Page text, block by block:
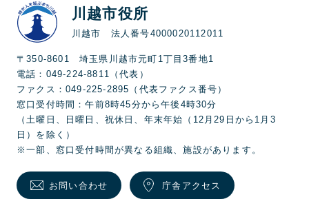
川越市役所
川越市 法人番号4000020112011
〒350-8601 埼玉県川越市元町1丁目3番地1
電話：049-224-8811（代表）
ファクス：049-225-2895（代表ファクス番号）
窓口受付時間：午前8時45分から午後4時30分
（土曜日、日曜日、祝休日、年末年始（12月29日から1月3
日）を除く）
※一部、窓口受付時間が異なる組織、施設があります。
お問い合わせ 庁舎アクセス